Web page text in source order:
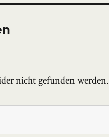
nicht gefunden